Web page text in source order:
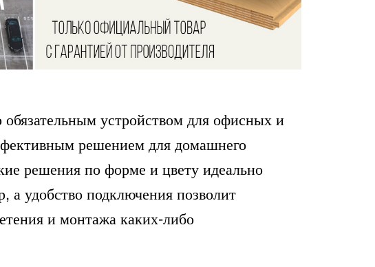
устройством для офисных и
решением для домашнего
решения по форме и цвету идеально
а удобство подключения позволит
и монтажа каких-либо